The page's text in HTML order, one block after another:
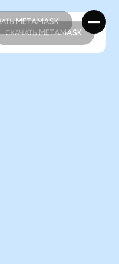
METAMASK
METAMASK
СКАЧАТЬ METAMASK